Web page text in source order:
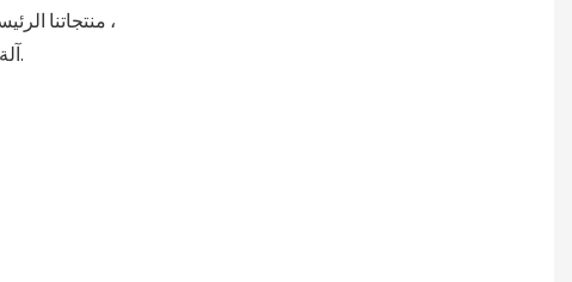
نحن شركة yjnpack ، منتجاتنا الرئيسية هي ورقة العسل ، آلة قرص العسل ، موزع ورق العسل ،
آلة عمود الهواء ، آلة وسادة الهواء ، آلة وسادة الورق ، عبوة مغلف ورق العسل ، إلخ.